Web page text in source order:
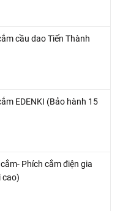
cầu dao Tiến Thành
EDENKI (Bảo hành 15
Phích cắm điện gia
cao)